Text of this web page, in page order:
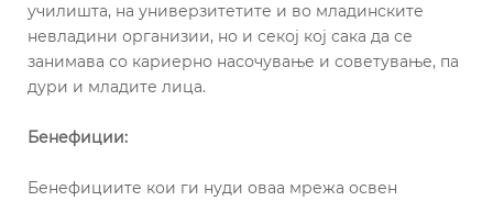
училишта, на универзитетите и во младинските
невладини организии, но и секој кој сака да се
занимава со кариерно насочување и советување, па
дури и младите лица.
Бенефиции:
Бенефициите кои ги нуди оваа мрежа освен